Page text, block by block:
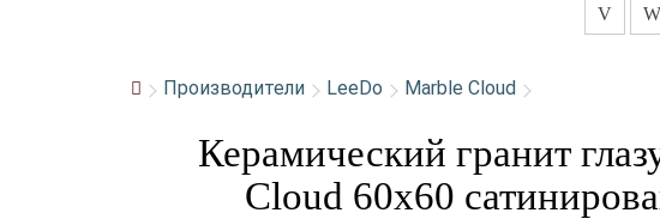
V W
Производители LeeDo Marble Cloud
Керамический гранит
Cloud 60x60